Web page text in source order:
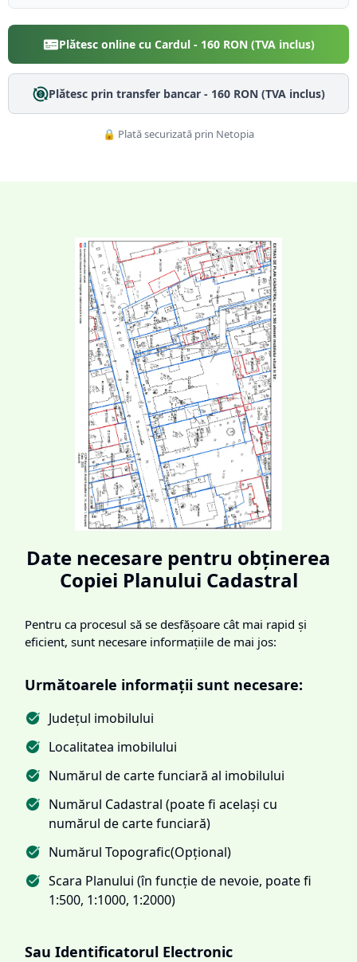
Plătesc online cu Cardul - 160RON (TVA inclus)
Plătesc prin transfer bancar - 160RON (TVA inclus)
🔒 Plată securizată prin Netopia
Date necesare pentru obținerea
Copiei Planului Cadastral
Pentru ca procesul să se desfășoare cât mai rapid și
eficient, sunt necesare informațiile de mai jos:
Următoarele informații sunt necesare:
Județul imobilului
Localitatea imobilului
Numărul de carte funciară al imobilului
Numărul Cadastral (poate fi același cu
numărul de carte funciară)
Numărul Topografic(Opțional)
Scara Planului (în funcție de nevoie, poate fi
1:500, 1:1000, 1:2000)
Sau Identificatorul Electronic